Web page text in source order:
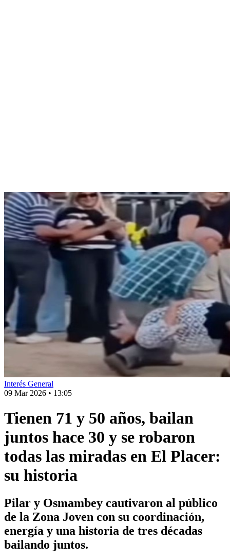
Interés General
09 Mar 2026 • 13:05
Tienen 71 y 50 años, bailan
juntos hace 30 y se robaron
todas las miradas en El Placer:
su historia
Pilar y Osmambey cautivaron al público
de la Zona Joven con su coordinación,
energía y una historia de tres décadas
bailando juntos.